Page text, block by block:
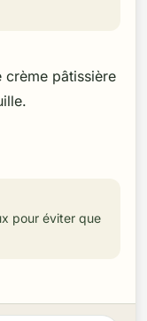
crème pâtissière
pour éviter que